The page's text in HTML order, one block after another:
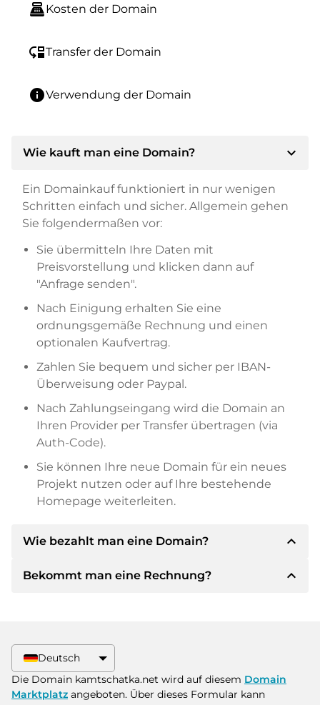
point_of_saleKosten der Domain
move_downTransfer der Domain
infoVerwendung der Domain
Wie kauft man eine Domain? expand_more
Ein Domainkauf funktioniert in nur wenigen
Schritten einfach und sicher. Allgemein gehen
Sie folgendermaßen vor:
Sie übermitteln Ihre Daten mit
Preisvorstellung und klicken dann auf
"Anfrage senden".
Nach Einigung erhalten Sie eine
ordnungsgemäße Rechnung und einen
optionalen Kaufvertrag.
Zahlen Sie bequem und sicher per IBAN-
Überweisung oder Paypal.
Nach Zahlungseingang wird die Domain an
Ihren Provider per Transfer übertragen (via
Auth-Code).
Sie können Ihre neue Domain für ein neues
Projekt nutzen oder auf Ihre bestehende
Homepage weiterleiten.
Wie bezahlt man eine Domain? expand_less
Nach einer Einigung wird der Inhaber Ihnen die
Zahlungsmethoden anbieten.
Bitte geben Sie bei der Überweisung immer
den Domainnamen und die
Bekommt man eine Rechnung? expand_less
größeren Kaufpreisen bekommen Sie auf
Wunsch auch einen zusätzlichen Kaufvertrag.
Deutsch
Die Domain kamtschatka.net wird auf diesem Domain
Marktplatz angeboten. Über dieses Formular kann